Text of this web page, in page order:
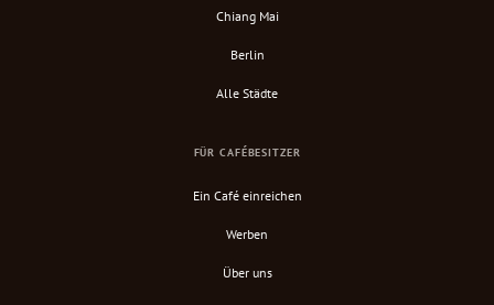
Chiang Mai
Berlin
Alle Städte
FÜR CAFÉBESITZER
Ein Café einreichen
Werben
Über uns